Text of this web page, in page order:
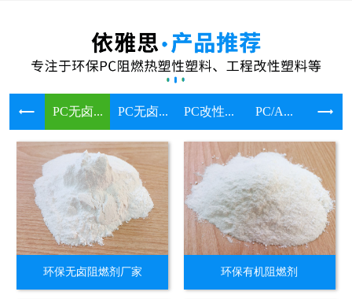
PC无卤... PC无卤... PC改性... PC/A... 溴系
环保无卤阻燃剂厂家 环保有机阻燃剂